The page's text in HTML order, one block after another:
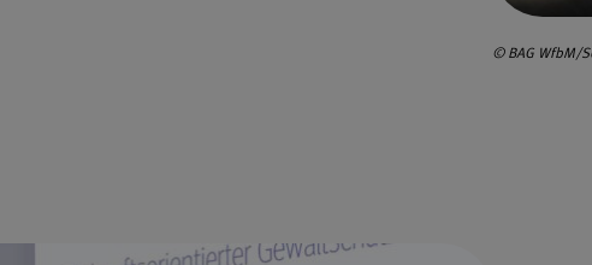
© BAG WfbM/